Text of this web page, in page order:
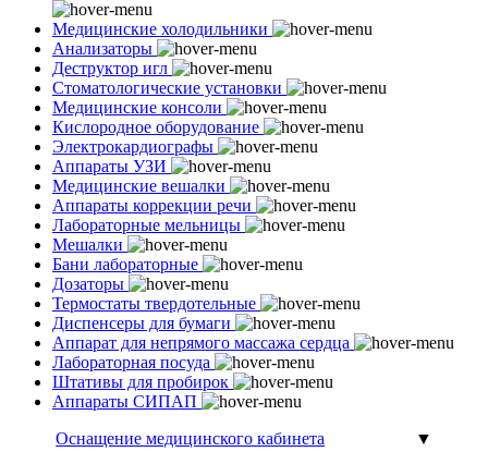
Медицинские холодильники
Анализаторы
Деструктор игл
Стоматологические установки
Медицинские консоли
Кислородное оборудование
Электрокардиографы
Аппараты УЗИ
Медицинские вешалки
Аппараты коррекции речи
Лабораторные мельницы
Мешалки
Бани лабораторные
Дозаторы
Термостаты твердотельные
Диспенсеры для бумаги
Аппарат для непрямого массажа сердца
Лабораторная посуда
Штативы для пробирок
Аппараты СИПАП
Оснащение медицинского кабинета
▼